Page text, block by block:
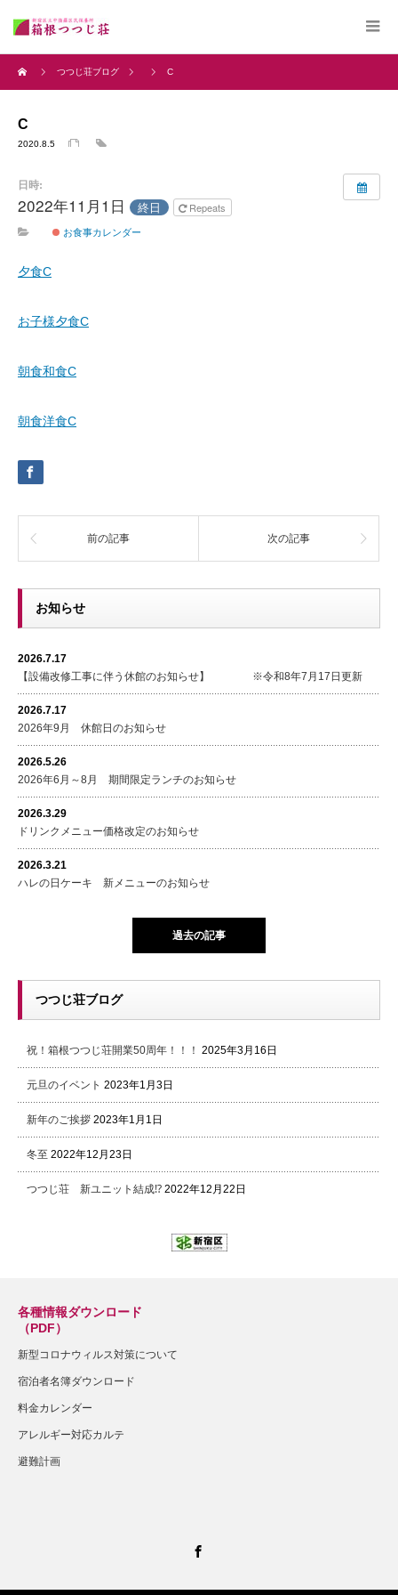
つつじ荘ブログ C
C
2020.8.5
日時:
2022年11月1日 終日
Repeats
お食事カレンダー
夕食C
お子様夕食C
朝食和食C
朝食洋食C
前の記事 次の記事
お知らせ
2026.7.17
【設備改修工事に伴う休館のお知らせ】 ※令和8年7月17日更新
2026.7.17
2026年9月 休館日のお知らせ
2026.5.26
2026年6月～8月 期間限定ランチのお知らせ
2026.3.29
ドリンクメニュー価格改定のお知らせ
2026.3.21
ハレの日ケーキ 新メニューのお知らせ
過去の記事
つつじ荘ブログ
祝！箱根つつじ荘開業50周年！！！ 2025年3月16日
元旦のイベント 2023年1月3日
新年のご挨拶 2023年1月1日
冬至 2022年12月23日
つつじ荘 新ユニット結成⁉ 2022年12月22日
各種情報ダウンロード
（PDF）
新型コロナウィルス対策について
宿泊者名簿ダウンロード
料金カレンダー
アレルギー対応カルテ
避難計画